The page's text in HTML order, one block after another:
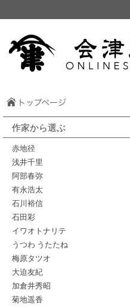
作家から選ぶ
赤地径
浅井千里
阿部春弥
有永浩太
石川裕信
石田彩
イワオトナリテ
うつわ うたたね
梅原タツオ
大迫友紀
加倉井秀昭
菊地遥香